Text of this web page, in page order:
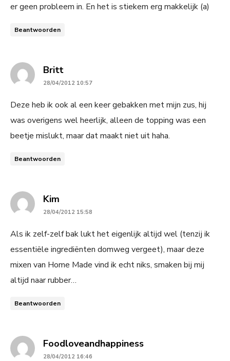
er geen probleem in. En het is stiekem erg makkelijk (a)
Beantwoorden
Brittsays:
28/04/2012 10:57
Deze heb ik ook al een keer gebakken met mijn zus, hij
was overigens wel heerlijk, alleen de topping was een
beetje mislukt, maar dat maakt niet uit haha.
Beantwoorden
Kim
28/04/2012 15:58
Als ik zelf-zelf bak lukt het eigenlijk altijd wel (tenzij ik
essentiële ingrediënten domweg vergeet), maar deze
mixen van Home Made vind ik echt niks, smaken bij mij
altijd naar rubber…
Beantwoorden
Foodloveandhappinesssays:
28/04/2012 16:46